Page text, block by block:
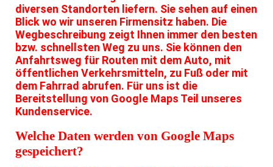
diversen Standorten liefern. Sie sehen auf einen
Blick wo wir unseren Firmensitz haben. Die
Wegbeschreibung zeigt Ihnen immer den besten
bzw. schnellsten Weg zu uns. Sie können den
Anfahrtsweg für Routen mit dem Auto, mit
öffentlichen Verkehrsmitteln, zu Fuß oder mit
dem Fahrrad abrufen. Für uns ist die
Bereitstellung von Google Maps Teil unseres
Kundenservice.
Welche Daten werden von Google Maps
gespeichert?